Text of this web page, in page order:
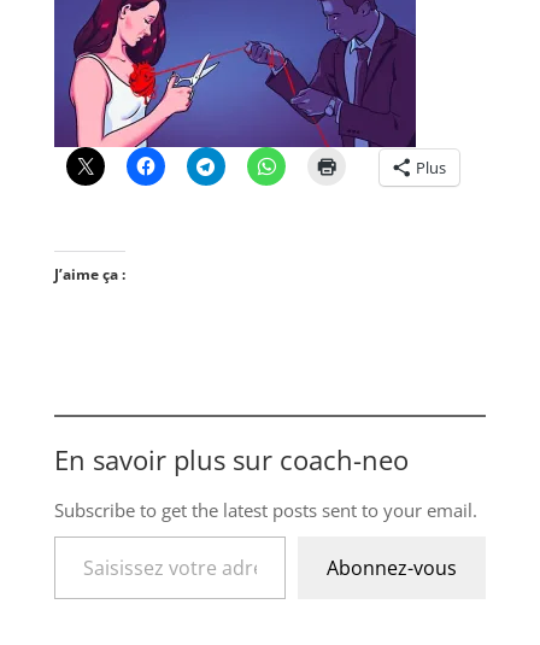
Plus
J’aime ça :
En savoir plus sur coach-neo
Subscribe to get the latest posts sent to your email.
Saisissez votre adresse e-mail…
Abonnez-vous